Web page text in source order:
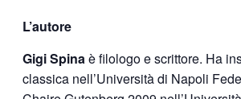
L’autore
Gigi Spinaè filologo e scrittore. Ha
classica nell’Università di Napoli